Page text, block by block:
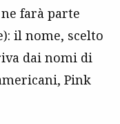
farà parte
il nome, scelto
dai nomi di
Pink